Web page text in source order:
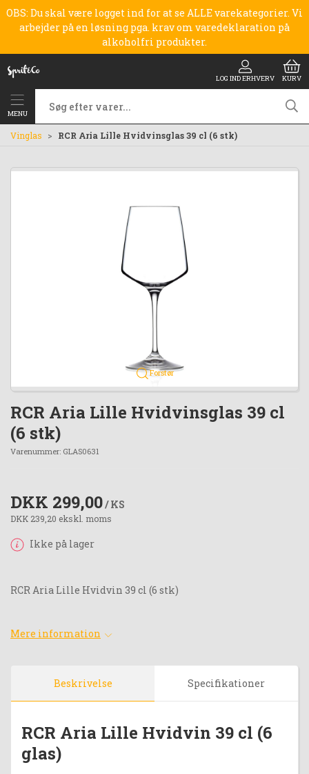
OBS: Du skal være logget ind for at se ALLE varekategorier. Vi
arbejder på en løsning pga. krav om varedeklaration på
alkoholfri produkter.
LOG IND ERHVERV KURV
MENU
Vinglas RCR Aria Lille Hvidvinsglas 39 cl (6 stk)
Forstør
RCR Aria Lille Hvidvinsglas 39 cl
(6 stk)
Varenummer: GLAS0631
DKK 299,00/ KS
DKK 239,20 ekskl. moms
Ikke på lager
RCR Aria Lille Hvidvin 39 cl (6 stk)
Mere information
Beskrivelse Specifikationer
RCR Aria Lille Hvidvin 39 cl (6
glas)